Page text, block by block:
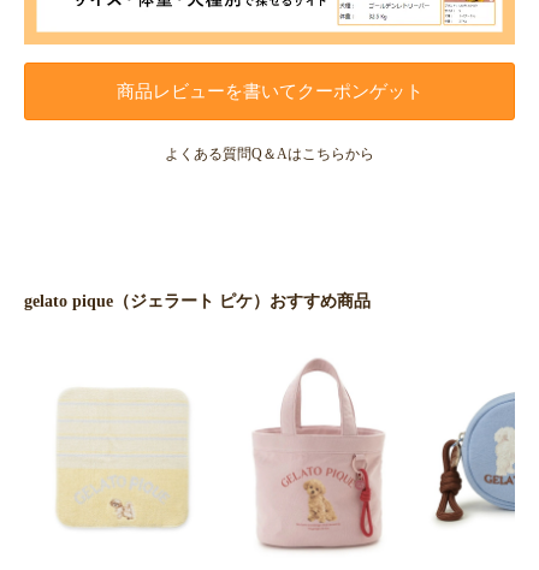
商品レビューを書いてクーポンゲット
よくある質問Q＆Aはこちらから
gelato pique（ジェラート ピケ）おすすめ商品